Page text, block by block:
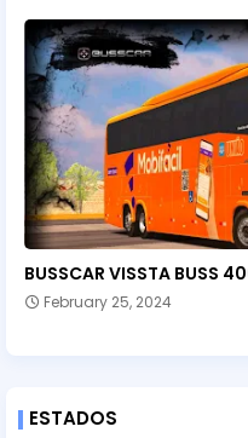
BUSSCAR VISSTA BUSS
February 25, 2024
ESTADOS